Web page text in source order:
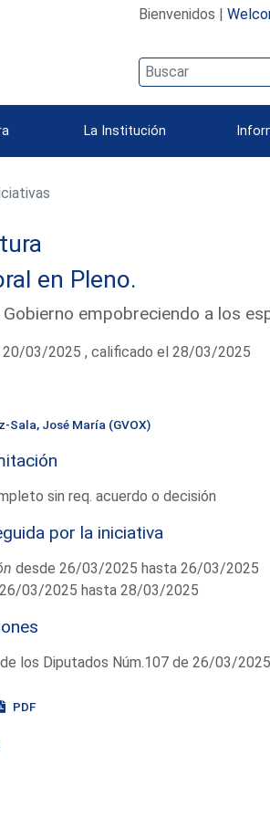
Bienvenidos |
La Institución
en Pleno.
Gobierno empobreciendo a los
20/03/2025 , calificado el 28/03/2025
Sala, José María (GVOX)
sin req. acuerdo o decisión
por la iniciativa
desde 26/03/2025 hasta 26/03/2025
03/2025 hasta 28/03/2025
los Diputados Núm.107 de 26/03/
PDF